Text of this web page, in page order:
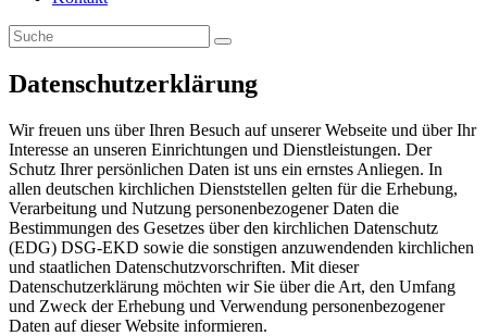
Datenschutzerklärung
Wir freuen uns über Ihren Besuch auf unserer Webseite und über Ihr
Interesse an unseren Einrichtungen und Dienstleistungen. Der
Schutz Ihrer persönlichen Daten ist uns ein ernstes Anliegen. In
allen deutschen kirchlichen Dienststellen gelten für die Erhebung,
Verarbeitung und Nutzung personenbezogener Daten die
Bestimmungen des Gesetzes über den kirchlichen Datenschutz
(EDG) DSG-EKD sowie die sonstigen anzuwendenden kirchlichen
und staatlichen Datenschutzvorschriften. Mit dieser
Datenschutzerklärung möchten wir Sie über die Art, den Umfang
und Zweck der Erhebung und Verwendung personenbezogener
Daten auf dieser Website informieren.